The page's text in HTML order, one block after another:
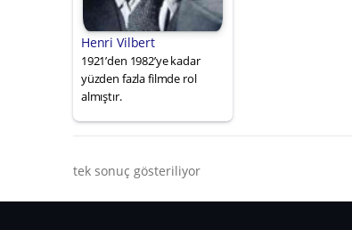
Henri Vilbert
1921’den 1982’ye kadar
yüzden fazla filmde rol
almıştır.
tek sonuç gösteriliyor